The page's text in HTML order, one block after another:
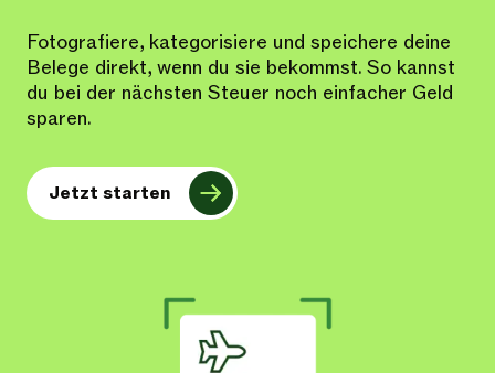
Fotografiere, kategorisiere und speichere deine
Belege direkt, wenn du sie bekommst. So kannst
du bei der nächsten Steuer noch einfacher Geld
sparen.
Jetzt starten